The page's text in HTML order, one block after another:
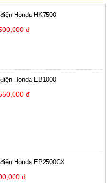
Honda HK7500
đ
Honda EB1000
đ
Honda EP2500CX
đ